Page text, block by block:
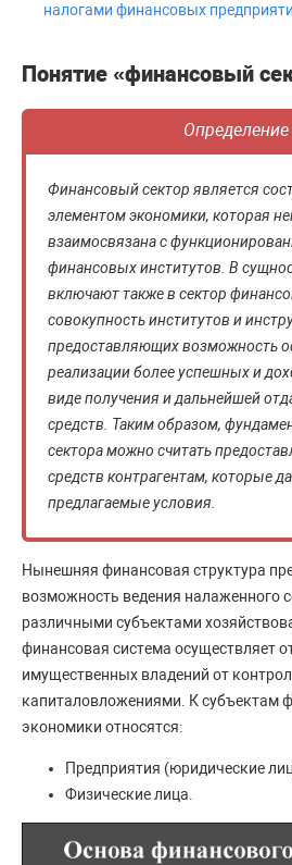
налогами финансовых
Понятие «финансовый
Определение
Финансовый сектор является
элементом экономики, которая
взаимосвязана с
финансовых институтов. В
включают также в сектор
совокупность институтов и
предоставляющих возможность
реализации более успешных и
виде получения и дальнейшей
средств. Таким образом,
сектора можно считать
средств контрагентам, которые
предлагаемые условия.
Нынешняя финансовая структура
возможность ведения налаженного
различными субъектами
финансовая система осуществляет
имущественных владений от
капиталовложениями. К субъектам
экономики относятся:
Предприятия (юридические
Физические лица.